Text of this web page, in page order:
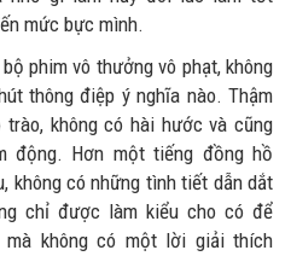
mức bực mình.
phim vô thưởng vô phạt, không
thông điệp ý nghĩa nào. Thậm
không có hài hước và cũng
động. Hơn một tiếng đồng hồ
không có những tình tiết dẫn dắt
chỉ được làm kiểu cho có để
mà không có một lời giải thích